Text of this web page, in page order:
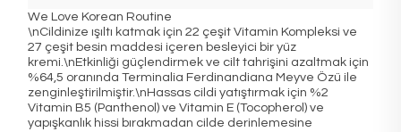
We Love Korean Routine
\nCildinize ışıltı katmak için 22 çeşit Vitamin Kompleksi ve
27 çeşit besin maddesi içeren besleyici bir yüz
kremi.\nEtkinliği güçlendirmek ve cilt tahrişini azaltmak için
%64,5 oranında Terminalia Ferdinandiana Meyve Özü ile
zenginleştirilmiştir.\nHassas cildi yatıştırmak için %2
Vitamin B5 (Panthenol) ve Vitamin E (Tocopherol) ve
yapışkanlık hissi bırakmadan cilde derinlemesine